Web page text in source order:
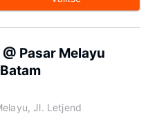
Pasar Melayu
Jl. Letjend